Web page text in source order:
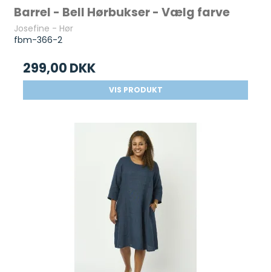
Barrel - Bell Hørbukser - Vælg farve
Josefine - Hør
fbm-366-2
299,00 DKK
VIS PRODUKT